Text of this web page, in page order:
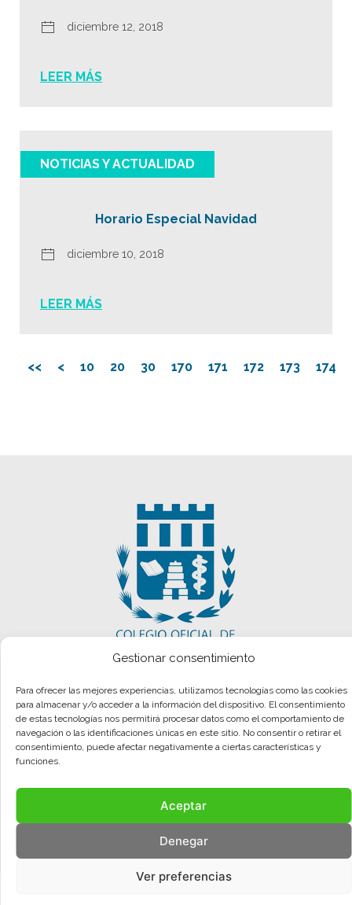
Gestionar consentimiento
Para ofrecer las mejores experiencias, utilizamos tecnologías como las cookies
para almacenar y/o acceder a la información del dispositivo. El consentimiento
de estas tecnologías nos permitirá procesar datos como el comportamiento de
navegación o las identificaciones únicas en este sitio. No consentir o retirar el
consentimiento, puede afectar negativamente a ciertas características y
funciones.
Aceptar
Denegar
Ver preferencias
diciembre 12, 2018
LEER MÁS
NOTICIAS Y ACTUALIDAD
Horario Especial Navidad
diciembre 10, 2018
LEER MÁS
<< < 10 20 30 170 171 172 173 174
Aviso legal Política de privacidad Política de cookies
© COMA, 2022Todos los derechos reservados